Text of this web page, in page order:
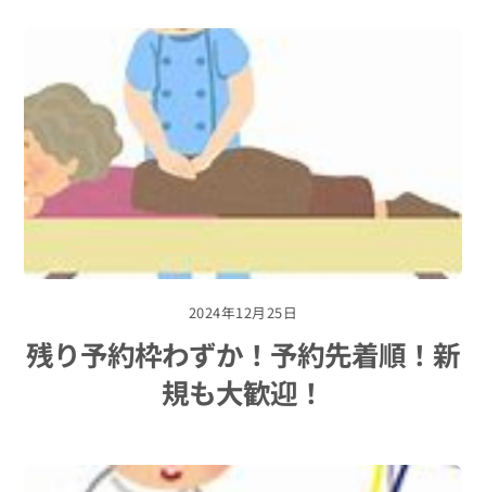
2024年12月25日
残り予約枠わずか！予約先着順！新
規も大歓迎！